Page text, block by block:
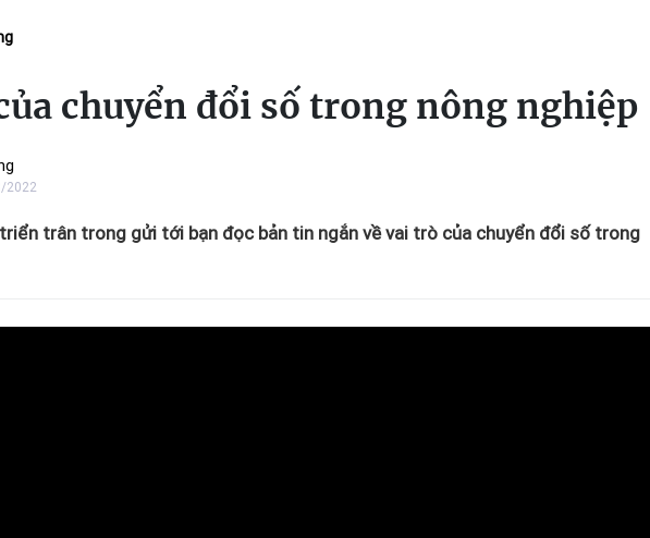
chuyển đổi số trong nông nghiệp
2022
trân trong gửi tới bạn đọc bản tin ngắn về vai trò của chuyển đổi số trong